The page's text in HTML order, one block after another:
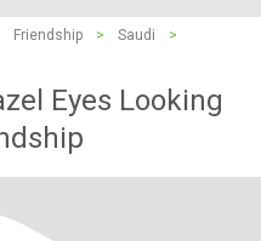
Friendship > Saudi
>
Eyes Looking